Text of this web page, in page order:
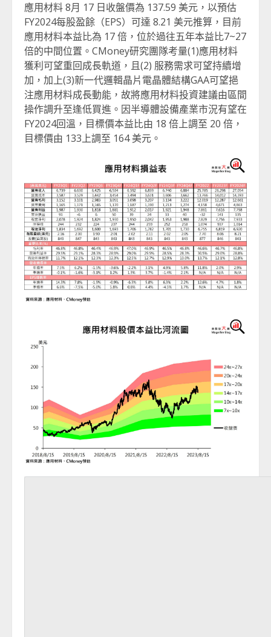
應用材料 8月 17 日收盤價為 137.59 美元，以預估
FY2024每股盈餘（EPS）可達 8.21 美元推算，目前
應用材料本益比為 17 倍，位於過往五年本益比7~27
倍的中間位置。CMoney研究團隊考量(1)應用材料
獲利可望重回成長軌道，且(2) 服務需求可望持續增
加，加上(3)新一代邏輯晶片電晶體結構GAA可望挹
注應用材料成長動能，故將應用材料投資建議由區間
操作調升至逢低買進。因半導體設備產業市況有望在
FY2024回溫，目標價本益比由 18 倍上調至 20 倍，
目標價由 133上調至 164 美元。